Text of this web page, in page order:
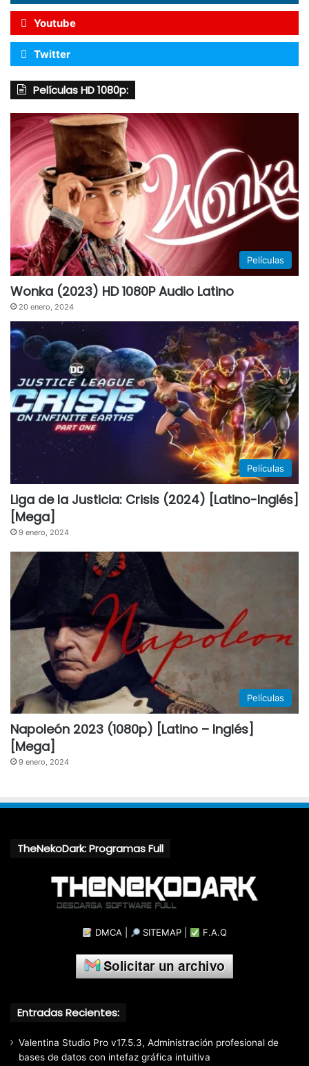
Youtube
Twitter
Películas HD 1080p:
Películas
Wonka (2023) HD 1080P Audio Latino
20 enero, 2024
Películas
Liga de la Justicia: Crisis (2024) [Latino-Inglés]
[Mega]
9 enero, 2024
Películas
Napoleón 2023 (1080p) [Latino – Inglés]
[Mega]
9 enero, 2024
TheNekoDark: Programas Full
DMCA| SITEMAP F.A.Q
Entradas Recientes:
Valentina Studio Pro v17.5.3, Administración profesional de
bases de datos con intefaz gráfica intuitiva